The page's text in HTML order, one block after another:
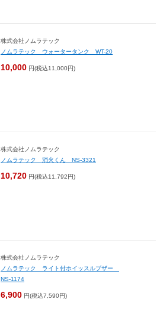
株式会社ノムラテック
ノムラテック ウォータータンク WT-20
10,000 円(税込11,000円)
株式会社ノムラテック
ノムラテック 消火くん NS-3321
10,720 円(税込11,792円)
株式会社ノムラテック
ノムラテック ライト付ホイッスルブザー
NS-1174
6,900 円(税込7,590円)